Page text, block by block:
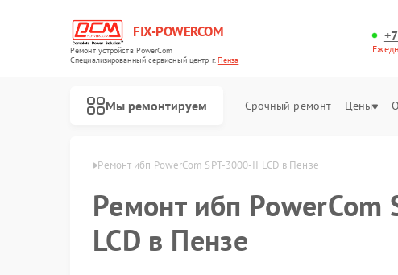
FIX-POWERCOM
Ремонт устройств PowerCom
Специализированный cервисный центр г.Пенза
Мы ремонтируем Срочный ремонт Цены
PowerCom в Пензе Ремонт ибп PowerCom SPT-3000-II LCD в Пензе
Ремонт ибп PowerCom
LCD в Пензе